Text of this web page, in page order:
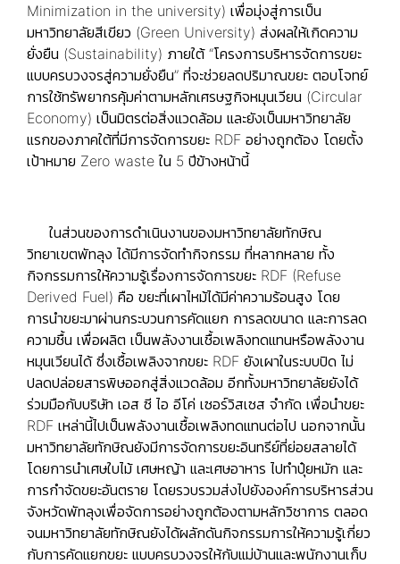
Minimization in the university) เพื่อมุ่งสู่การเป็น
มหาวิทยาลัยสีเขียว (Green University) ส่งผลให้เกิดความ
ยั่งยืน (Sustainability) ภายใต้ “โครงการบริหารจัดการขยะ
แบบครบวงจรสู่ความยั่งยืน” ที่จะช่วยลดปริมาณขยะ ตอบโจทย์
การใช้ทรัพยากรคุ้มค่าตามหลักเศรษฐกิจหมุนเวียน (Circular
Economy) เป็นมิตรต่อสิ่งแวดล้อม และยังเป็นมหาวิทยาลัย
แรกของภาคใต้ที่มีการจัดการขยะ RDF อย่างถูกต้อง โดยตั้ง
เป้าหมาย Zero waste ใน 5 ปีข้างหน้านี้
ในส่วนของการดำเนินงานของมหาวิทยาลัยทักษิณ
วิทยาเขตพัทลุง ได้มีการจัดทำกิจกรรม ที่หลากหลาย ทั้ง
กิจกรรมการให้ความรู้เรื่องการจัดการขยะ RDF (Refuse
Derived Fuel) คือ ขยะที่เผาไหม้ได้มีค่าความร้อนสูง โดย
การนำขยะมาผ่านกระบวนการคัดแยก การลดขนาด และการลด
ความชื้น เพื่อผลิต เป็นพลังงานเชื้อเพลิงทดแทนหรือพลังงาน
หมุนเวียนได้ ซึ่งเชื้อเพลิงจากขยะ RDF ยังเผาในระบบปิด ไม่
ปลดปล่อยสารพิษออกสู่สิ่งแวดล้อม อีกทั้งมหาวิทยาลัยยังได้
ร่วมมือกับบริษัท เอส ซี ไอ อีโค่ เซอร์วิสเซส จำกัด เพื่อนำขยะ
RDF เหล่านี้ไปเป็นพลังงานเชื้อเพลิงทดแทนต่อไป นอกจากนั้น
มหาวิทยาลัยทักษิณยังมีการจัดการขยะอินทรีย์ที่ย่อยสลายได้
โดยการนำเศษใบไม้ เศษหญ้า และเศษอาหาร ไปทำปุ๋ยหมัก และ
การกำจัดขยะอันตราย โดยรวบรวมส่งไปยังองค์การบริหารส่วน
จังหวัดพัทลุงเพื่อจัดการอย่างถูกต้องตามหลักวิชาการ ตลอด
จนมหาวิทยาลัยทักษิณยังได้ผลักดันกิจกรรมการให้ความรู้เกี่ยว
กับการคัดแยกขยะ แบบครบวงจรให้กับแม่บ้านและพนักงานเก็บ